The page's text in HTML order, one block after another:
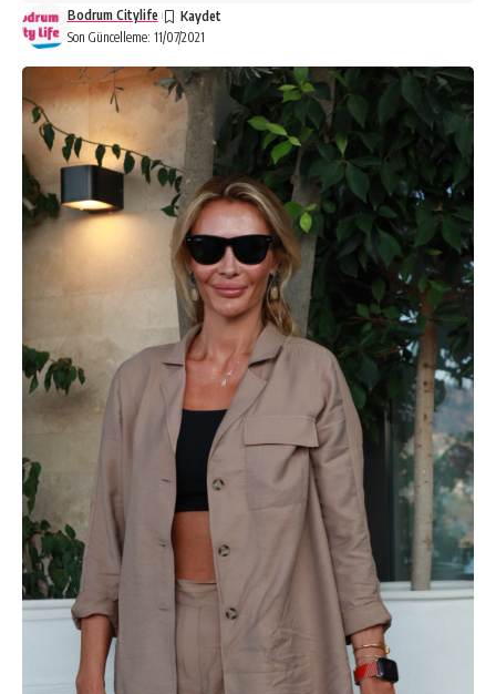
Son Güncelleme: 11/07/2021
Bodrum Citylife